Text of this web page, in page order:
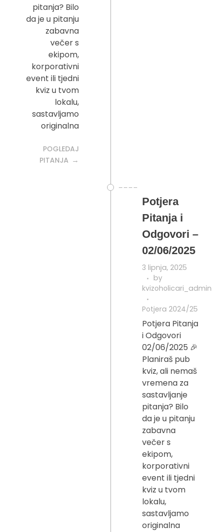
pitanja? Bilo
da je u pitanju
zabavna
večer s
ekipom,
korporativni
event ili tjedni
kviz u tvom
lokalu,
sastavljamo
originalna
POGLEDAJ
PITANJA
Potjera
Pitanja i
Odgovori –
02/06/2025
3 lipnja, 2025
by
kvizoholicari_admin
Potjera 2024/25
Potjera Pitanja
i Odgovori
02/06/2025 🎉
Planiraš pub
kviz, ali nemaš
vremena za
sastavljanje
pitanja? Bilo
da je u pitanju
zabavna
večer s
ekipom,
korporativni
event ili tjedni
kviz u tvom
lokalu,
sastavljamo
originalna